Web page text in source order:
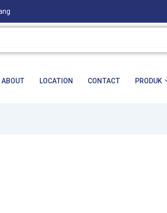
ABOUT LOCATION CONTACT PRODUK